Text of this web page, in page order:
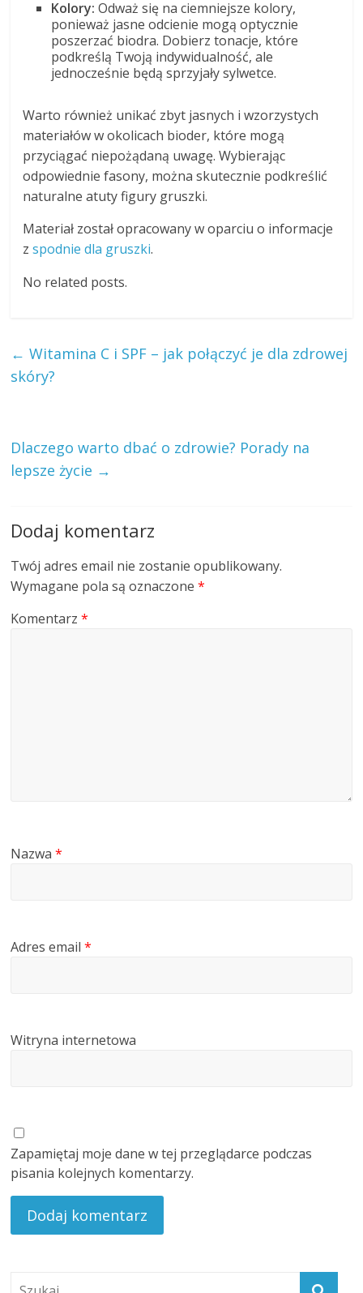
Kolory: Odważ się na ciemniejsze kolory,
ponieważ jasne odcienie mogą optycznie
poszerzać biodra. Dobierz tonacje, które
podkreślą Twoją indywidualność, ale
jednocześnie będą sprzyjały sylwetce.
Warto również unikać zbyt jasnych i wzorzystych
materiałów w okolicach bioder, które mogą
przyciągać niepożądaną uwagę. Wybierając
odpowiednie fasony, można skutecznie podkreślić
naturalne atuty figury gruszki.
Materiał został opracowany w oparciu o informacje
zspodnie dla gruszki.
No related posts.
← Witamina C i SPF – jak połączyć je dla zdrowej
skóry?
Dlaczego warto dbać o zdrowie? Porady na
lepsze życie →
Dodaj komentarz
Twój adres email nie zostanie opublikowany.
Wymagane pola są oznaczone*
Komentarz*
Nazwa*
Adres email*
Witryna internetowa
Zapamiętaj moje dane w tej przeglądarce podczas
pisania kolejnych komentarzy.